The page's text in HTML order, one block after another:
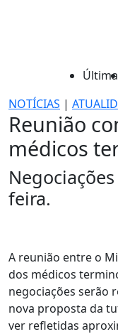
NOTÍCIAS |
Reunião
médicos
feira.
A reunião entre o
dos médicos
negociações serão
nova proposta da
ver refletidas